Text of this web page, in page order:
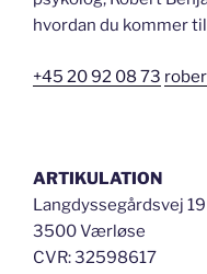
hvordan du kommer
+45 20 92 08 73
ARTIKULATION
Langdyssegårdsvej 19
3500 Værløse
CVR: 32598617